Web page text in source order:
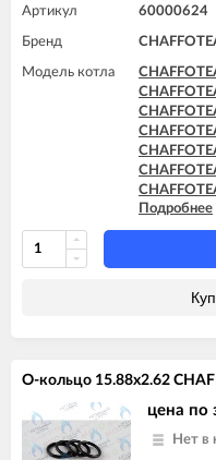
Артикул 60000624
Бренд
Модель котла
Подробнее
О-кольцо 15.88x2.62
цена по
Нет в